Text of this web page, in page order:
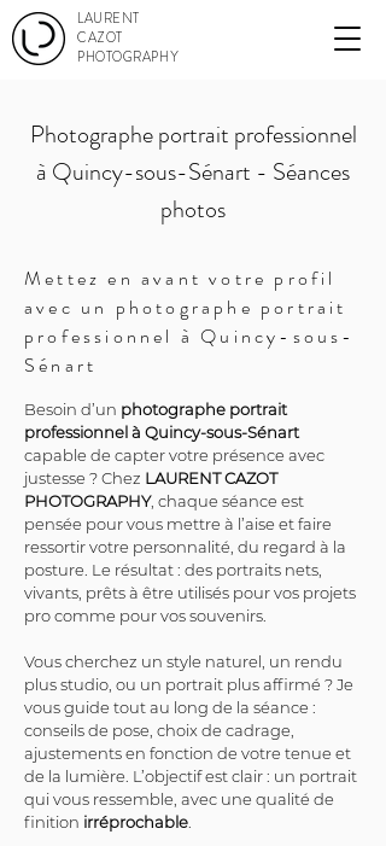
LAURENT
CAZOT
PHOTOGRAPHY
Photographe portrait professionnel
à Quincy-sous-Sénart - Séances
photos
Mettez en avant votre profil
avec un photographe portrait
professionnel à Quincy-sous-
Sénart
Besoin d’un photographe portrait
professionnel à Quincy-sous-Sénart
capable de capter votre présence avec
justesse ? Chez LAURENT CAZOT
PHOTOGRAPHY, chaque séance est
pensée pour vous mettre à l’aise et faire
ressortir votre personnalité, du regard à la
posture. Le résultat : des portraits nets,
vivants, prêts à être utilisés pour vos projets
pro comme pour vos souvenirs.
Vous cherchez un style naturel, un rendu
plus studio, ou un portrait plus affirmé ? Je
vous guide tout au long de la séance :
conseils de pose, choix de cadrage,
ajustements en fonction de votre tenue et
de la lumière. L’objectif est clair : un portrait
qui vous ressemble, avec une qualité de
finition irréprochable